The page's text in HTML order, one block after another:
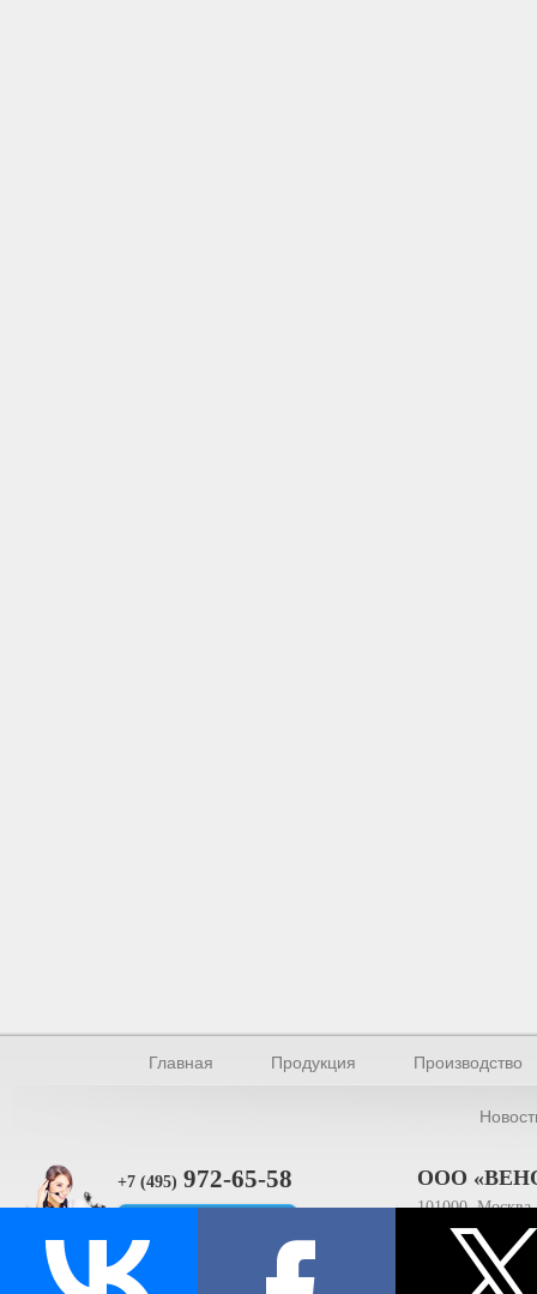
Главная Продукция Производство
+7 (495) 972-65-58 ООО
101000,
ИНН